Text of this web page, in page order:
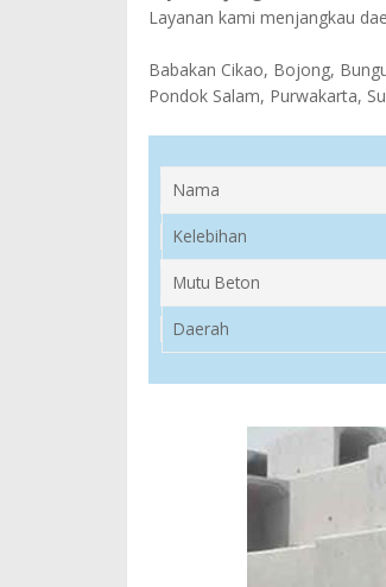
Layanan kami menjangkau
Babakan Cikao, Bojong,
Pondok Salam, Purwakarta,
Nama
Kelebihan
Mutu Beton
Daerah